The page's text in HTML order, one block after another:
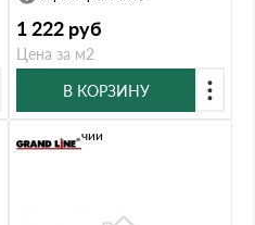
1 222 руб
Цена за м2
В КОРЗИНУ
В наличии